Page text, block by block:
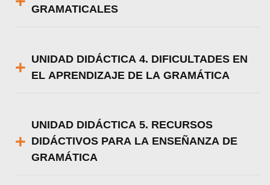
GRAMATICALES
UNIDAD DIDÁCTICA 4. DIFICULTADES EN
EL APRENDIZAJE DE LA GRAMÁTICA
UNIDAD DIDÁCTICA 5. RECURSOS
DIDÁCTIVOS PARA LA ENSEÑANZA DE
GRAMÁTICA